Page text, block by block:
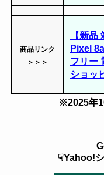
商品リンク
＞＞＞
【新
Pixel
フリー
ショッ
※2025年
☟Yahoo!